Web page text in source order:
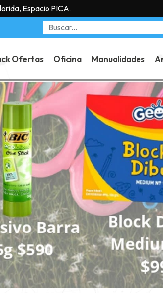
Espacio PICA.
Ofertas Oficina Manualidades